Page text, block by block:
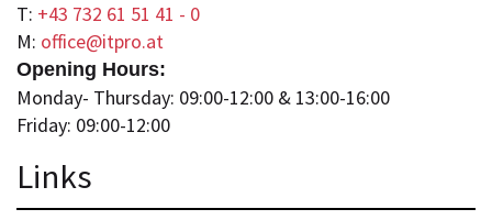
T: +43 732 61 51 41 - 0
M: office@itpro.at
Opening Hours:
Monday- Thursday: 09:00-12:00 & 13:00-16:00
Friday: 09:00-12:00
Links